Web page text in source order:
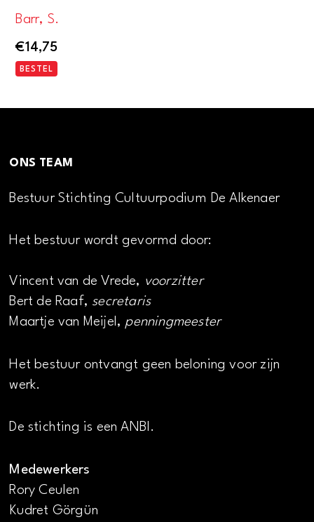
Barr, S.
€14,75
BESTEL
ONS TEAM
Bestuur Stichting Cultuurpodium De Alkenaer
Het bestuur wordt gevormd door:
Vincent van de Vrede, voorzitter
Bert de Raaf, secretaris
Maartje van Meijel, penningmeester
Het bestuur ontvangt geen beloning voor zijn
werk.
De stichting is een ANBI.
Medewerkers
Rory Ceulen
Kudret Görgün